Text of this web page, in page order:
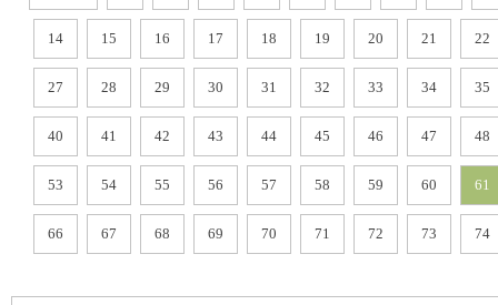
14 15 16 17 18 19 20 21 22
27 28 29 30 31 32 33 34 35
40 41 42 43 44 45 46 47 48
53 54 55 56 57 58 59 60 61
66 67 68 69 70 71 72 73 74